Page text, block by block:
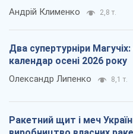
Андрій Клименко 2,8 т.
Два супертурніри
календар осені 2026 року
Олександр Липенко 8,1 т.
Ракетний щит і меч